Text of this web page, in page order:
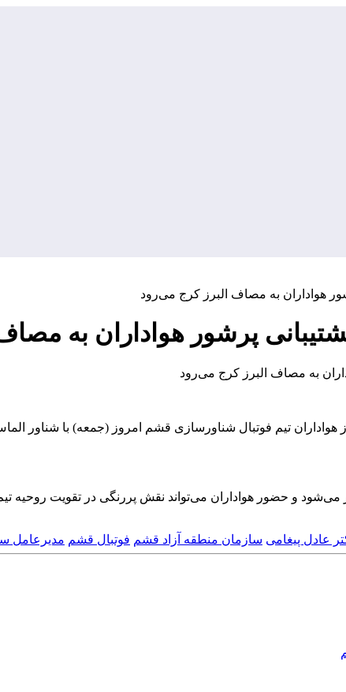
هواداران به مصاف البرز کرج می‌رود
پرشور هواداران به
تیم فوتبال شناورسازی قشم امروز (جمعه) با شناور الماس
می‌شود و حضور هواداران می‌تواند نقش پررنگی در تقویت روحیه
عادل پیغامی سازمان منطقه آزاد قشم فوتبال قشم مدیرعامل